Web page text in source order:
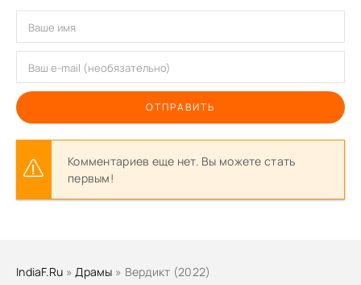
ОТПРАВИТЬ
Комментариев еще нет. Вы можете стать
первым!
IndiaF.Ru » Драмы » Вердикт (2022)